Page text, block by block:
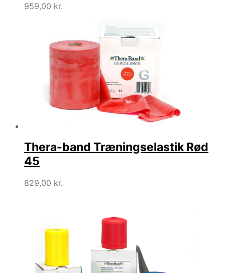
959,00 kr.
Thera-band Træningselastik Rød
45
829,00 kr.